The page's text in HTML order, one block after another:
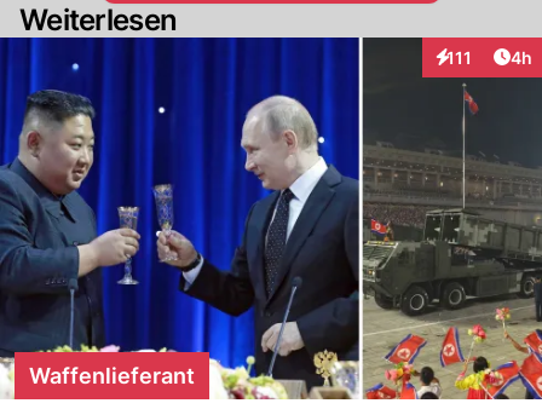
Weiterlesen
111
Interaktionen
4h
Waffenlieferant